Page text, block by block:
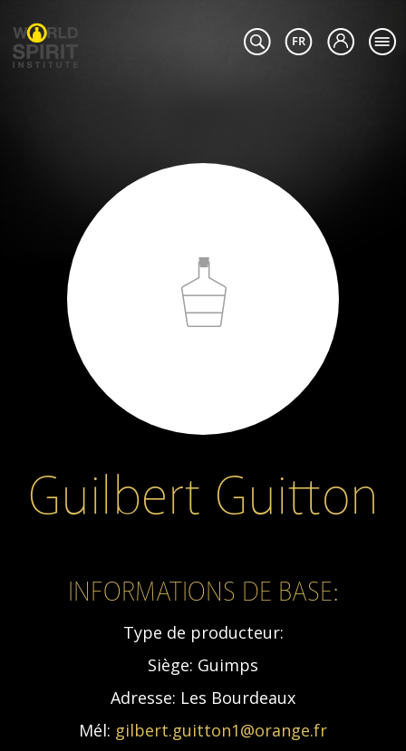
Guilbert Guitton
INFORMATIONS DE BASE:
Type de producteur:
Siège: Guimps
Adresse: Les Bourdeaux
Mél: gilbert.guitton1@orange.fr